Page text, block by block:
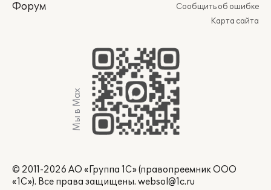
Форум
Сообщить об ошибке
Карта сайта
Мы в Max
© 2011-2026 АО «Группа 1С» (правопреемник ООО
«1С»). Все права защищены. websol@1c.ru